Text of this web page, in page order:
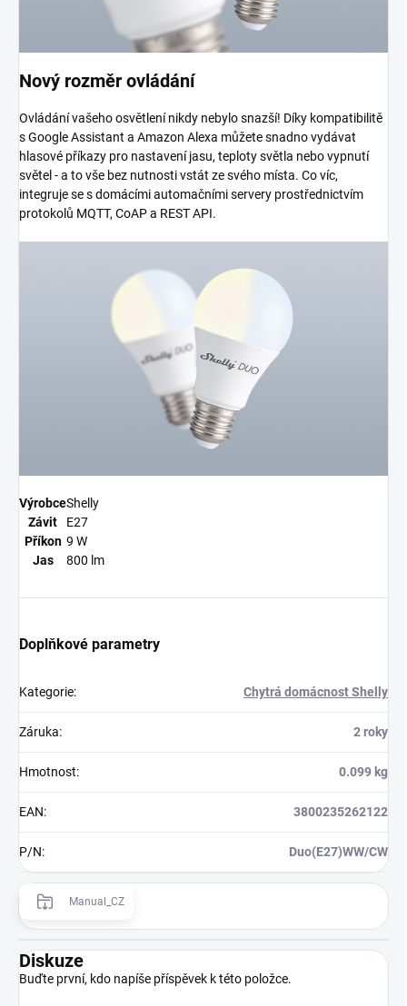
Nový rozměr ovládání
Ovládání vašeho osvětlení nikdy nebylo snazší! Díky kompatibilitě
s Google Assistant a Amazon Alexa můžete snadno vydávat
hlasové příkazy pro nastavení jasu, teploty světla nebo vypnutí
světel - a to vše bez nutnosti vstát ze svého místa. Co víc,
integruje se s domácími automačními servery prostřednictvím
protokolů MQTT, CoAP a REST API.
VýrobceShelly
Závit
E27
Příkon 9 W
Jas
800 lm
Doplňkové parametry
Kategorie: Chytrá domácnost Shelly
Záruka: 2 roky
Hmotnost: 0.099 kg
EAN: 3800235262122
P/N: Duo(E27)WW/CW
Manual_CZ
Diskuze
Buďte první, kdo napíše příspěvek k této položce.